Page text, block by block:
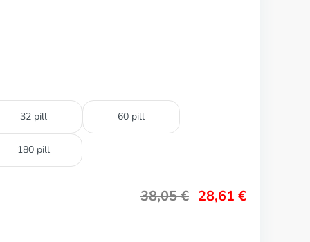
32 pill 60 pill
180 pill
38,05€ 28,61 €